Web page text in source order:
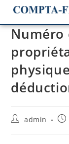
Numéro
admin